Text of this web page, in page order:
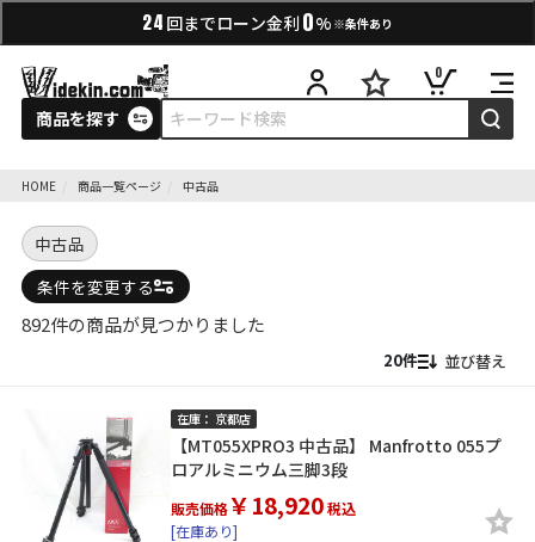
24 回までローン金利 0% ※条件あり
商品を探す
0
HOME 商品一覧ページ 中古品
中古品
条件を変更する
892件の商品が見つかりました
並び替え
在庫： 京都店
【MT055XPRO3 中古品】 Manfrotto 055プ
ロアルミニウム三脚3段
販売価格￥18,920税込
[在庫あり]